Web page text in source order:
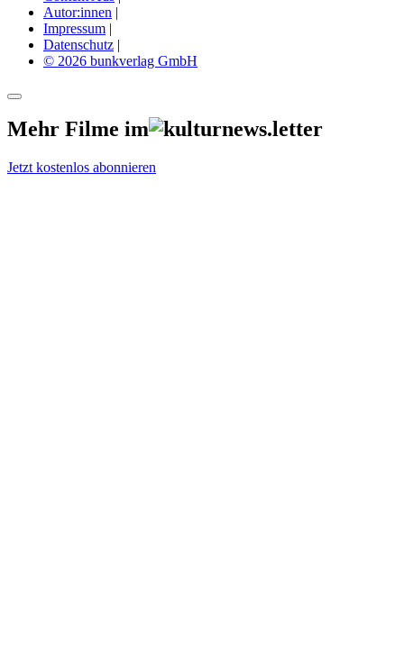
Autor:innen |
Impressum |
Datenschutz |
© 2026 bunkverlag GmbH
Mehr Filme im
Jetzt kostenlos abonnieren